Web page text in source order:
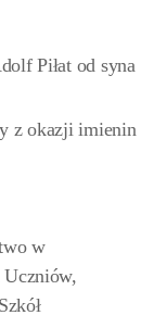
Piłat od syna
z okazji imienin
w